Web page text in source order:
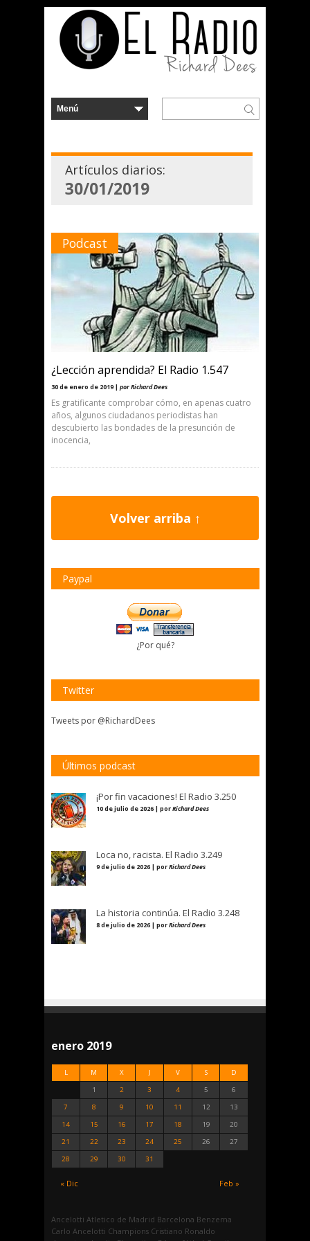
Artículos diarios:
30/01/2019
Podcast
¿Lección aprendida? El Radio 1.547
30 de enero de 2019 | por Richard Dees
Es gratificante comprobar cómo, en apenas cuatro
años, algunos ciudadanos periodistas han
descubierto las bondades de la presunción de
inocencia,
Volver arriba ↑
Paypal
¿Por qué?
Twitter
Tweets por @RichardDees
Últimos podcast
¡Por fin vacaciones! El Radio 3.250
10 de julio de 2026 | porRichard Dees
Loca no, racista. El Radio 3.249
9 de julio de 2026 | porRichard Dees
La historia continúa. El Radio 3.248
8 de julio de 2026 | porRichard Dees
enero 2019
L M X J V S D
« Dic Feb »
1 2 3 4 5
6
7
8 9 10 11 12
13
14
15 16 17 18 19
20
21
22 23 24 25 26
27
28
29 30 31
Ancelotti Atletico de Madrid Barcelona Benzema
Carlo Ancelotti Champions Cristiano Ronaldo